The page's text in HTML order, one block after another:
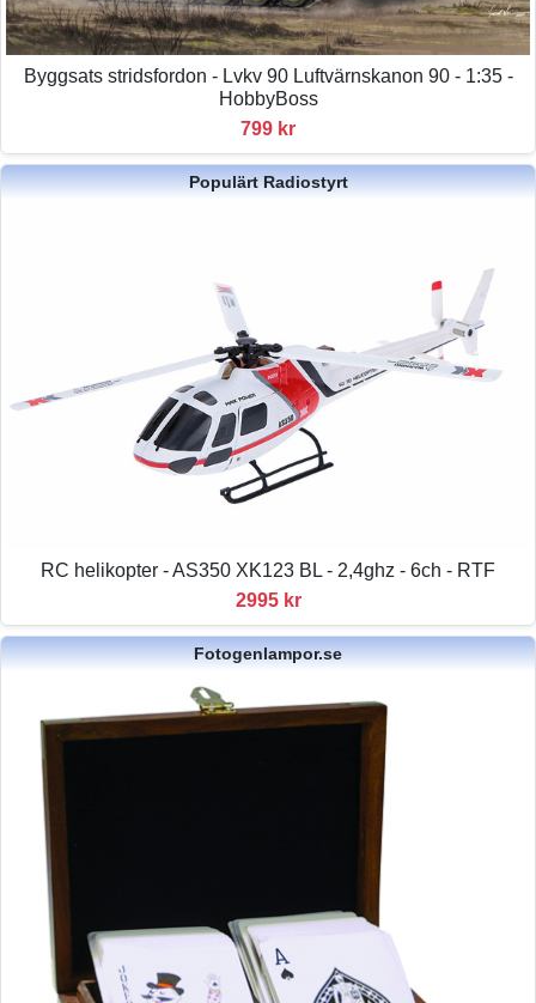
Byggsats stridsfordon - Lvkv 90 Luftvärnskanon 90 - 1:35 -
HobbyBoss
799 kr
Populärt Radiostyrt
RC helikopter - AS350 XK123 BL - 2,4ghz - 6ch - RTF
2995 kr
Fotogenlampor.se